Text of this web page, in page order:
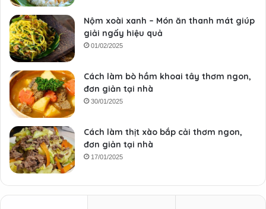
Nộm xoài xanh – Món ăn thanh mát giúp
giải ngấy hiệu quả
01/02/2025
Cách làm bò hầm khoai tây thơm ngon,
đơn giản tại nhà
30/01/2025
Cách làm thịt xào bắp cải thơm ngon,
đơn giản tại nhà
17/01/2025